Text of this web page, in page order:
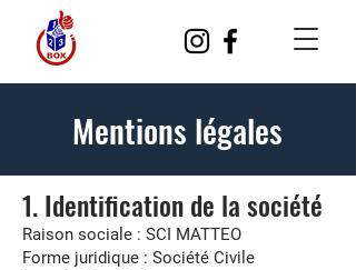
Mentions légales
1. Identification de la société
Raison sociale : SCI MATTEO
Forme juridique : Société Civile